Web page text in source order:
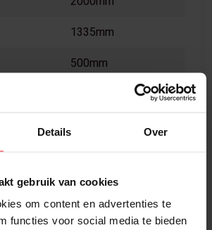
Details Over
gebruik van cookies
om content en advertenties te
functies voor social media te bieden
1335mm
500mm
bestaat uit: